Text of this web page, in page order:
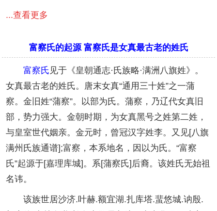
...查看更多
富察氏的起源 富察氏是女真最古老的姓氏
富察氏 见于《皇朝通志·氏族略·满洲八旗姓》。
女真最古老的姓氏。唐末女真“通用三十姓”之一蒲
察。金旧姓“蒲察”。以部为氏。蒲察，乃辽代女真旧
部，势力强大。金朝时期，为女真黑号之姓第二姓，
与皇室世代姻亲。金元时，曾冠汉字姓李。又见[八旗
满州氏族通谱];富察，本系地名，因以为氏。“富察
氏”起源于[嘉理库城]。系[蒲察氏]后裔。该姓氏无始祖
名讳。
该族世居沙济.叶赫.额宜湖.扎库塔.蜚悠城.讷殷.